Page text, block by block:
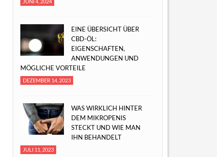
EINE ÜBERSICHT ÜBER
CBD-ÖL:
EIGENSCHAFTEN,
ANWENDUNGEN UND
MÖGLICHE VORTEILE
DEZEMBER 14, 2023
WAS WIRKLICH HINTER
DEM MIKROPENIS
STECKT UND WIE MAN
IHN BEHANDELT
JULI 11, 2023